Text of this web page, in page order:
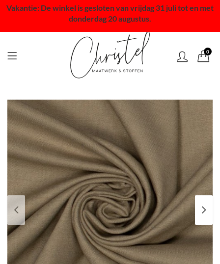
Vakantie: De winkel is gesloten van vrijdag 31 juli tot en met
donderdag 20 augustus.
0